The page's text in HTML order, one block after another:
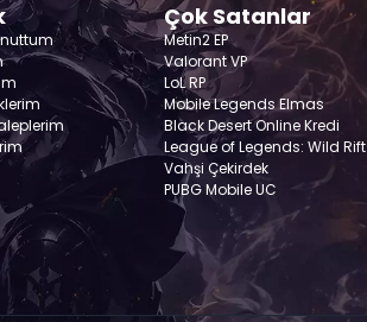
Çok Satanlar
Metin2 EP
Valorant VP
LoL RP
Mobile Legends Elmas
Black Desert Online Kredi
League of Legends: Wild Rift
Vahşi Çekirdek
PUBG Mobile UC